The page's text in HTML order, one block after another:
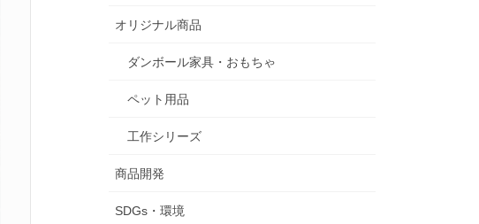
オリジナル商品
ダンボール家具・おもちゃ
ペット用品
工作シリーズ
商品開発
SDGs・環境